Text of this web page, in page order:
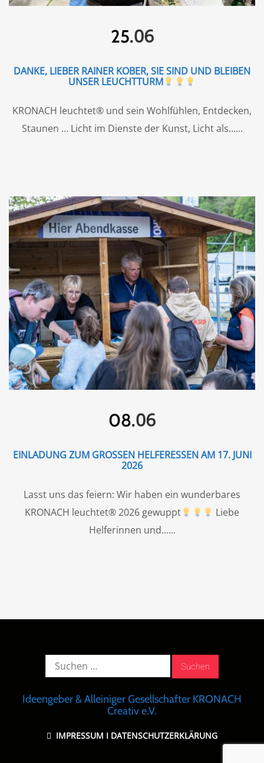
25.06
DANKE, LIEBER RAINER KOBER, SIE SIND UND BLEIBEN
UNSER LEUCHTTURM
KRONACH leuchtet® und sein Wohlfühlen, Entdecken,
Staunen … Licht im Dienste der Kunst, Licht als...
08.06
EINLADUNG ZUM GROSSEN HELFERESSEN AM 17. JUNI 2
026
Lasst uns das feiern: Wir haben ein wunderbares
KRONACH leuchtet® 2026 gewuppt
Liebe
Helferinnen und...
Suche
Ideengeber & Alleiniger Gesellschafter KRONACH
Creativ e.V.
IMPRESSUM I DATENSCHUTZERKLÄRUNG